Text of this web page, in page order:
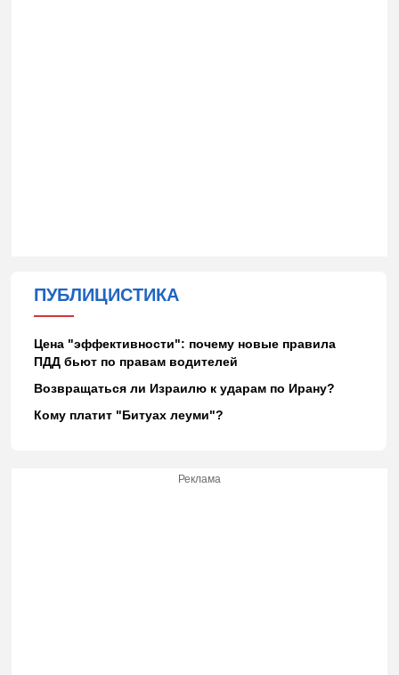
ПУБЛИЦИСТИКА
Цена "эффективности": почему новые правила
ПДД бьют по правам водителей
Возвращаться ли Израилю к ударам по Ирану?
Кому платит "Битуах леуми"?
Реклама